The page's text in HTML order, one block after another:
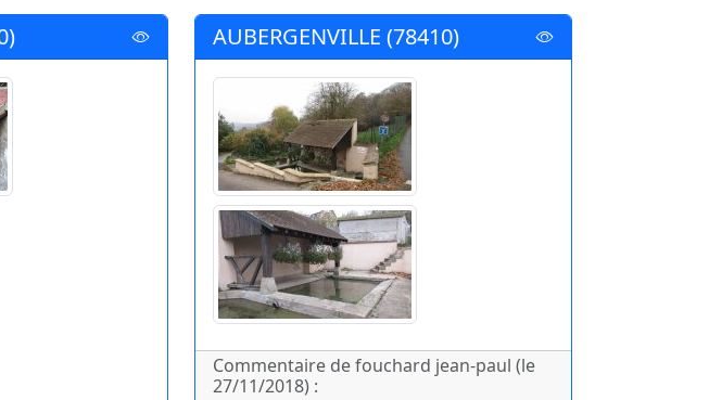
AUBERGENVILLE (78410)
Commentaire de fouchard jean-paul (le
27/11/2018) :